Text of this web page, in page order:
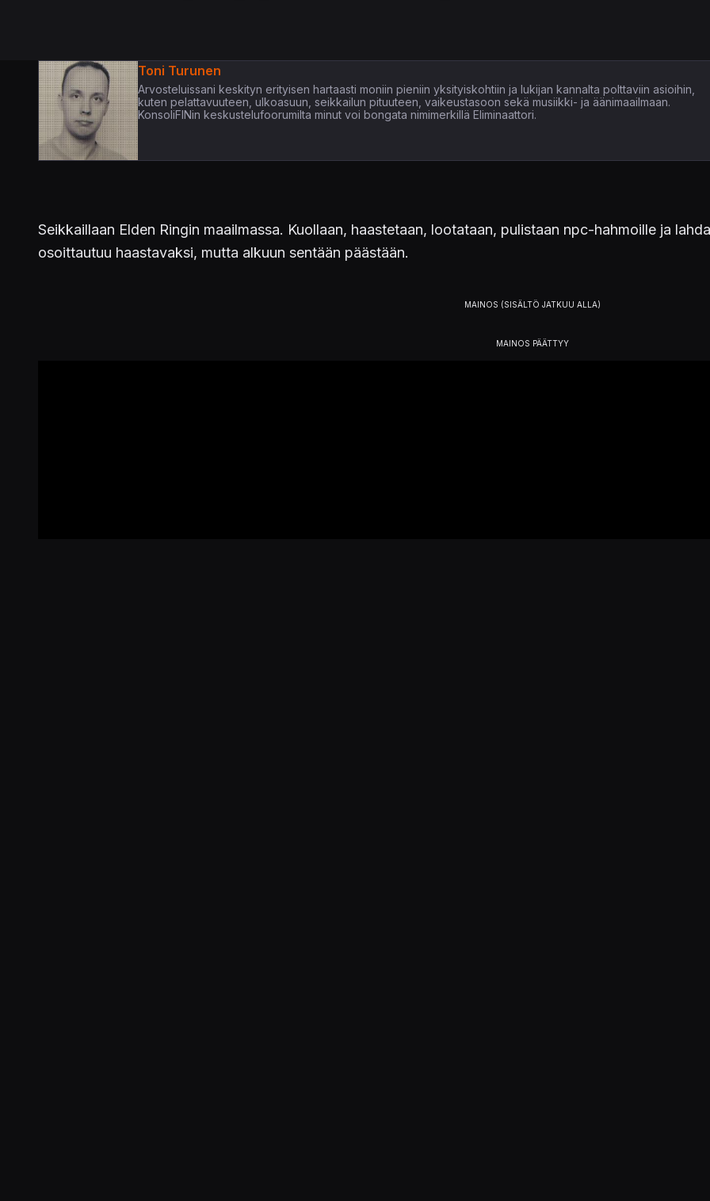
Toni Turunen
Arvosteluissani keskityn erityisen hartaasti moniin pieniin yksityiskohtiin ja lukijan kannalta polttaviin asioihin,
kuten pelattavuuteen, ulkoasuun, seikkailun pituuteen, vaikeustasoon sekä musiikki- ja äänimaailmaan.
KonsoliFINin keskustelufoorumilta minut voi bongata nimimerkillä Eliminaattori.
Seikkaillaan Elden Ringin maailmassa. Kuollaan, haastetaan, lootataan, pulistaan npc-hahmoille ja
osoittautuu haastavaksi, mutta alkuun sentään päästään.